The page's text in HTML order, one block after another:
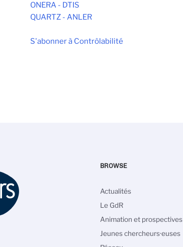
ONERA - DTIS
QUARTZ - ANLER
S'abonner à Contrôlabilité
BROWSE
Navigation
principale
Actualités
Le GdR
Animation et prospectives
Jeunes chercheurs·euses